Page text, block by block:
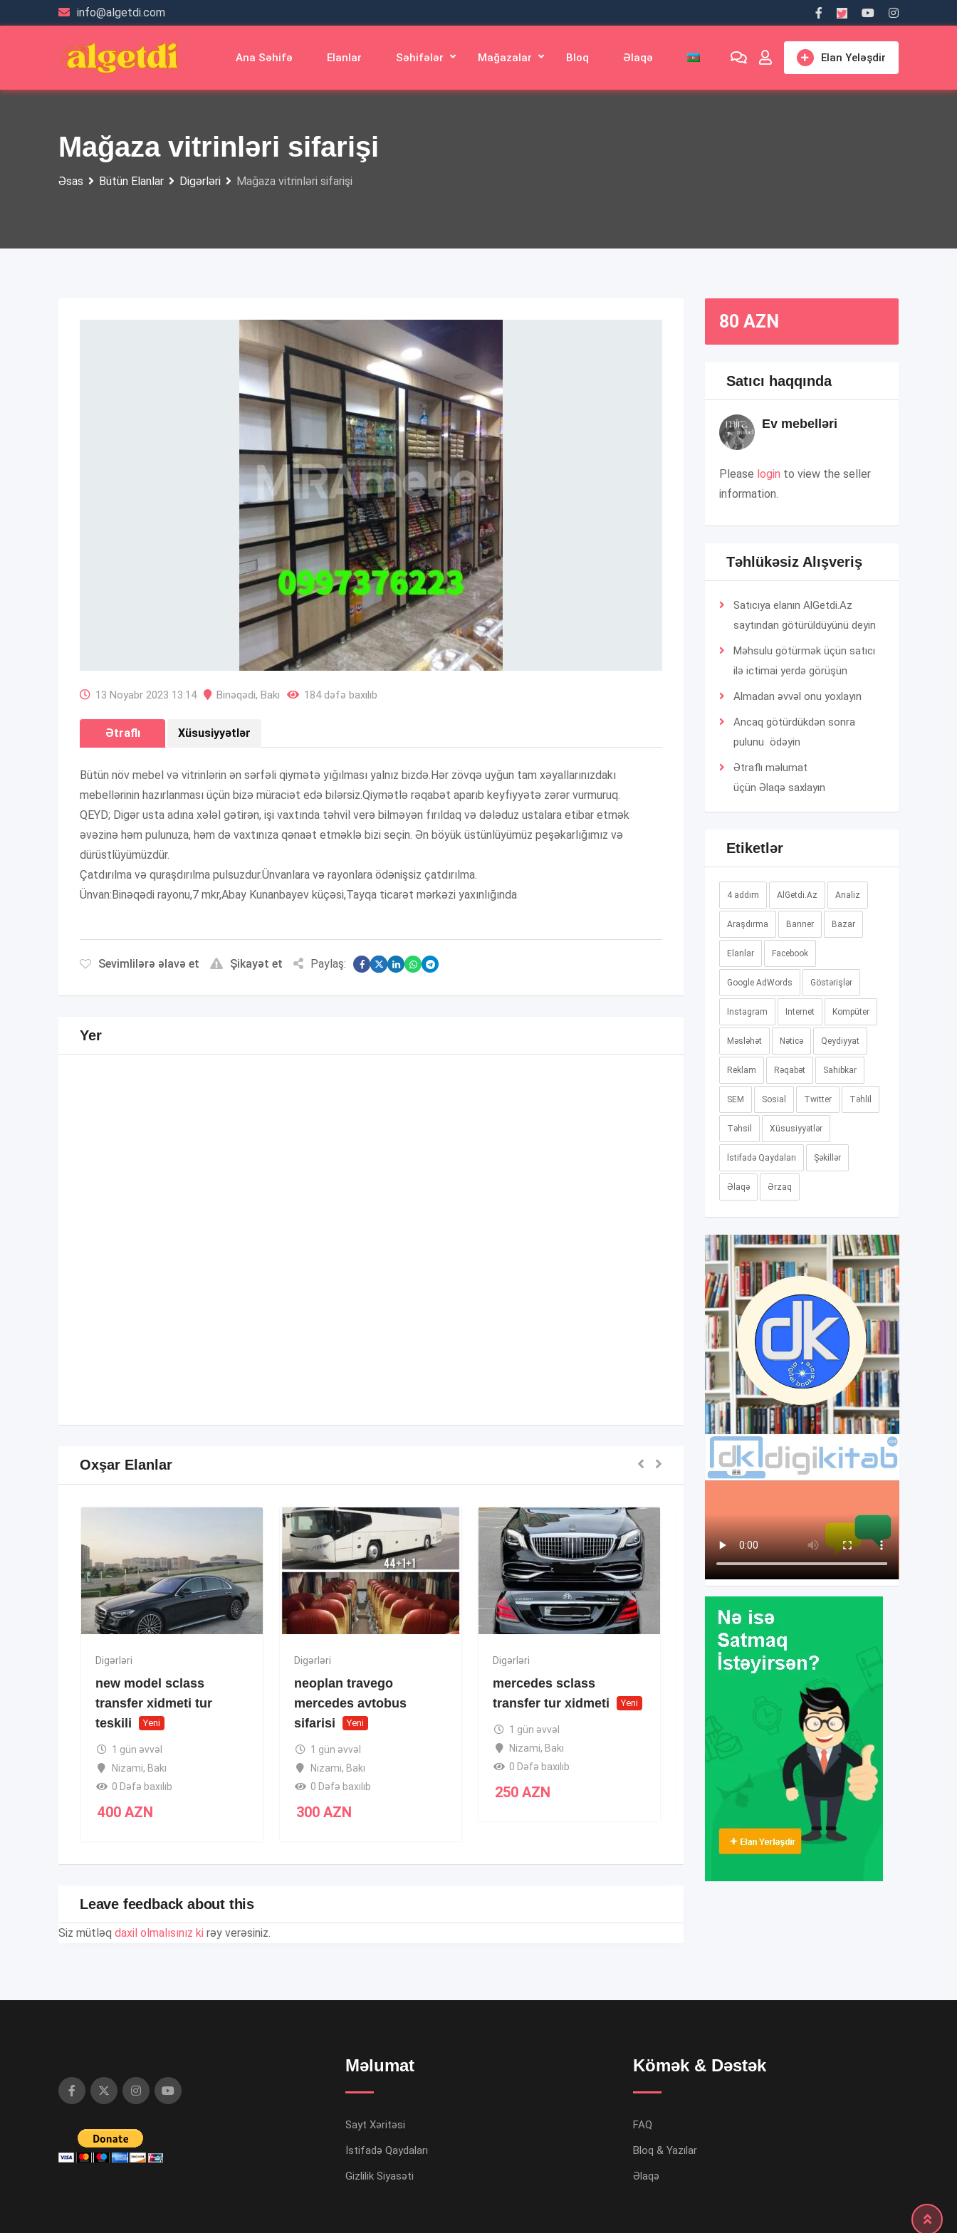
to
info@algetdi.com
Elan Yeləşdir
Ana Səhifə Elanlar Səhifələr Mağazalar Bloq Əlaqə
Mağaza vitrinləri sifarişi
Əsas Bütün Elanlar Digərləri Mağaza vitrinləri sifarişi
13 Noyabr 2023 13:14 Binəqədi, Bakı 184 dəfə baxılıb
Ətraflı Xüsusiyyətlər
Bütün növ mebel və vitrinlərin ən sərfəli qiymətə yığılması yalnız bizdə.Hər zövqə uyğun tam xəyallarınızdakı
mebellərinin hazırlanması üçün bizə müraciət edə bilərsiz.Qiymətlə rəqabət aparıb keyfiyyətə zərər vurmuruq.
QEYD; Digər usta adına xələl gətirən, işi vaxtında təhvil verə bilməyən fırıldaq və dələduz ustalara etibar etmək
əvəzinə həm pulunuza, həm də vaxtınıza qənaət etməklə bizi seçin. Ən böyük üstünlüyümüz peşəkarlığımız və
dürüstlüyümüzdür.
Çatdırılma və quraşdırılma pulsuzdur.Ünvanlara və rayonlara ödənişsiz çatdırılma.
Ünvan:Binəqədi rayonu,7 mkr,Abay Kunanbayev küçəsi,Tayqa ticarət mərkəzi yaxınlığında
Sevimlilərə əlavə et Şikayət et Paylaş:
Yer
Oxşar Elanlar
Digərləri
new model sclass
transfer xidmeti tur
teskili
Yeni
1 gün əvvəl
Nizami, Bakı
0 Dəfə baxılıb
400 AZN
Digərləri
neoplan travego
mercedes avtobus
sifarisi
Yeni
1 gün əvvəl
Nizami, Bakı
0 Dəfə baxılıb
300AZN
Digərləri
mercedes sclass
transfer tur xidmeti
Yeni
1 gün əvvəl
Nizami, Bakı
0 Dəfə baxılıb
250AZN
Digərləri
mercedes vclass sifarisi
1 gün əvvəl
Nizami
100AZN
Leave feedback about this
Siz mütləq daxil olmalısınız ki rəy verəsiniz.
80 AZN
Satıcı haqqında
Ev mebelləri
Please login to view the seller
information.
Təhlükəsiz Alışveriş
Satıcıya elanın AlGetdi.Az
saytından götürüldüyünü deyin
Məhsulu götürmək üçün satıcı
ilə ictimai yerdə görüşün
Almadan əvvəl onu yoxlayın
Ancaq götürdükdən sonra
pulunu ödəyin
Ətraflı məlumat
üçün Əlaqə saxlayın
Etiketlər
4 addım AlGetdi.Az Analiz
Araşdırma Banner Bazar
Elanlar Facebook
Google AdWords Göstərişlər
Instagram Internet Kompüter
Məsləhət Nəticə Qeydiyyat
Reklam Rəqabət Sahibkar
SEM Sosial Twitter Təhlil
Təhsil Xüsusiyyətlər
İstifadə Qaydaları Şəkillər
Əlaqə Ərzaq
Məlumat
Sayt Xəritəsi
İstifadə Qaydaları
Gizlilik Siyasəti
Kömək & Dəstək
FAQ
Bloq & Yazılar
Əlaqə